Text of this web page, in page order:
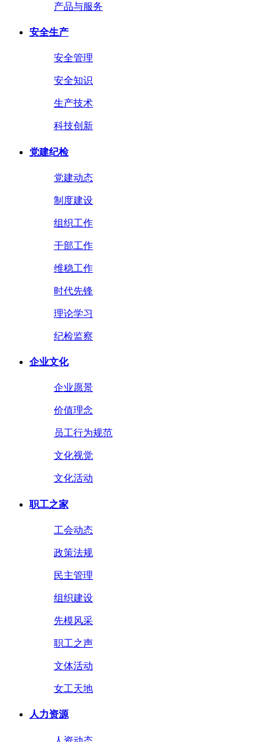
产品与服务
安全生产
安全管理
安全知识
生产技术
科技创新
党建纪检
党建动态
制度建设
组织工作
干部工作
维稳工作
时代先锋
理论学习
纪检监察
企业文化
企业愿景
价值理念
员工行为规范
文化视觉
文化活动
职工之家
工会动态
政策法规
民主管理
组织建设
先模风采
职工之声
文体活动
女工天地
人力资源